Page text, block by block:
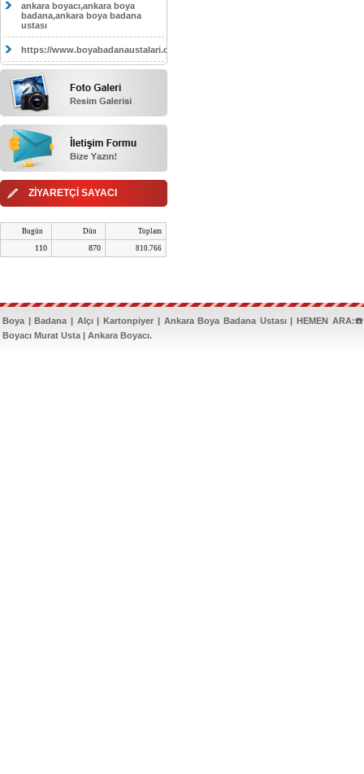
ankara boyacı,ankara boya
badana,ankara boya badana
ustası
https://www.boyabadanaustalari.com/
ZİYARETÇİ SAYACI
Bugün Dün Toplam
110 870 810.766
Boya | Badana | Alçı | Kartonpiyer | Ankara Boya Badana Ustası | HEMEN
Boyacı Murat Usta | Ankara Boyacı.